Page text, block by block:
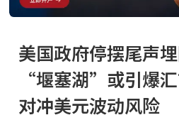
美国政府停摆尾声
“堰塞湖”或引爆
对冲美元波动风险